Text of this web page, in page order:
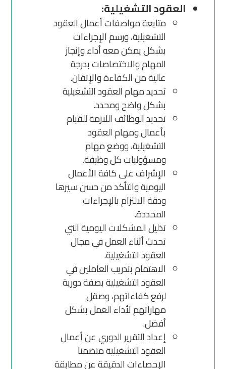
العقود التشغيلية:
متابعة مواصفات أعمال العقود
التشغيلية، ورسم الإجراءات
بشكل يمكن معه أداء وإنجاز
المهام والاختصاصات بدرجة
عالية من الكفاءة والإتقان.
تحديد مهام العقود التشغيلية
بشكل واضح ومحدد.
تحديد الوظائف اللازمة للقيام
بأعمال ومهام العقود
التشغيلية، ووضع مهام
ومسؤوليات كل وظيفة.
الإشراف على كافة الأعمال
اليومية والتأكد من حسن سيرها
ودقة الالتزام بالإجراءات
المحددة.
تذليل المشكلات اليومية التي
تحدث أثناء العمل في مجال
العقود التشغيلية.
الاهتمام بتدريب العاملين في
العقود التشغيلية بصفة دورية
لرفع كفاءاتهم، وصقل
مهاراتهم لأداء العمل بشكل
أفضل.
إعداد التقرير الدوري عن أعمال
العقود التشغيلية متضمنا
الإحصاءات الدقيقة عن مطابقة